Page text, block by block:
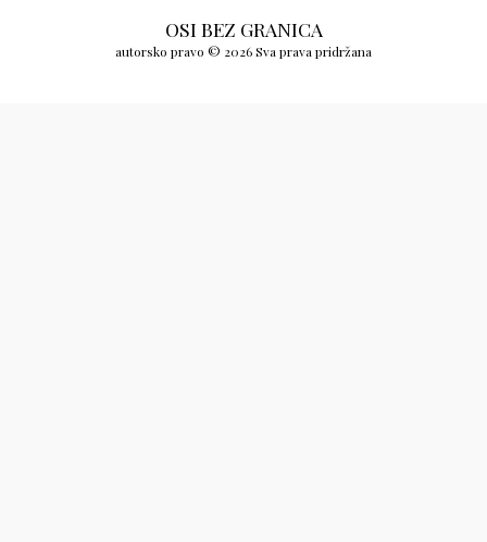
OSI BEZ GRANICA
autorsko pravo © 2026 Sva prava pridržana